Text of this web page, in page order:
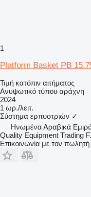
1
Platform Basket PB
Τιμή κατόπιν αιτήματος
Ανυψωτικό τύπου αράχνη
2024
1 ωρ./λειτ.
Σύστημα ερπυστριών ✓
Hνωμένα Αραβικά
Quality Equipment Trading
Επικοινωνία με τον πωλητή